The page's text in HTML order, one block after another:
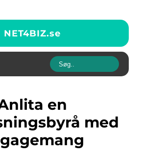
NET4BIZ.se
en
med